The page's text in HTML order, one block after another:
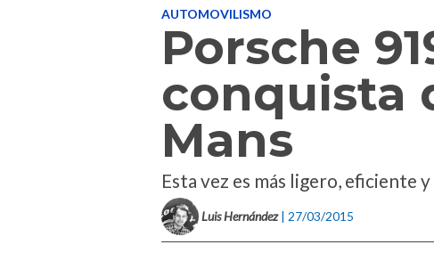
AUTOMOVILISMO
Porsche
conquista
Mans
Esta vez es más ligero, eficiente
Luis Hernández | 27/03/2015